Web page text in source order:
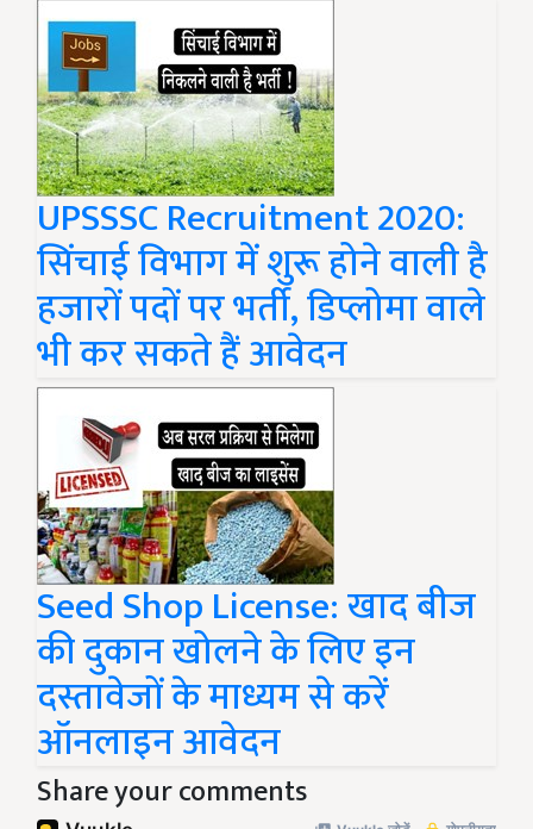
UPSSSC Recruitment 2020:
सिंचाई विभाग में शुरू होने वाली है
हजारों पदों पर भर्ती, डिप्लोमा वाले
भी कर सकते हैं आवेदन
Seed Shop License: खाद बीज
की दुकान खोलने के लिए इन
दस्तावेजों के माध्यम से करें
ऑनलाइन आवेदन
Share your comments